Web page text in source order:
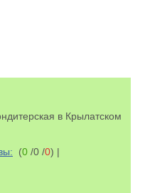
в Крылатском
(0 /0 /0) |